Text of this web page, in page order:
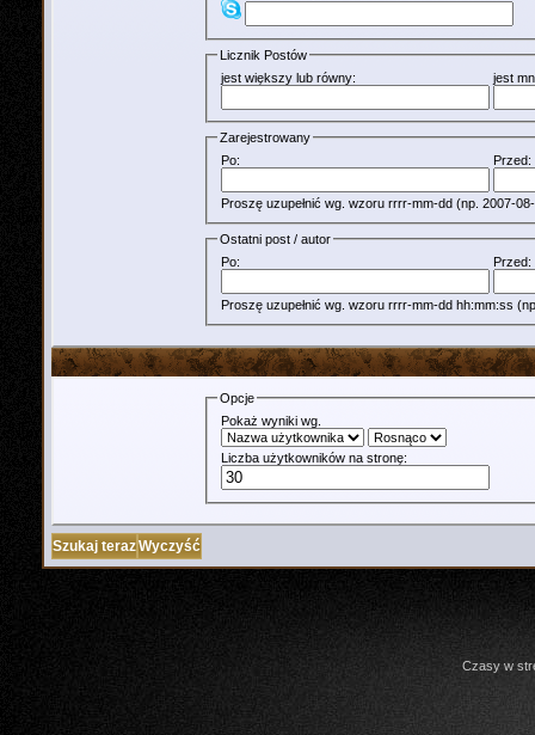
Licznik Postów
jest większy lub równy:
jest
Zarejestrowany
Po:
Przed:
Proszę uzupełnić wg. wzoru rrrr-mm-dd (np.
Ostatni post / autor
Po:
Przed:
Proszę uzupełnić wg. wzoru rrrr-mm-dd hh:mm:ss
Opcje
Pokaż wyniki wg.
Liczba użytkowników na stronę:
Czasy w